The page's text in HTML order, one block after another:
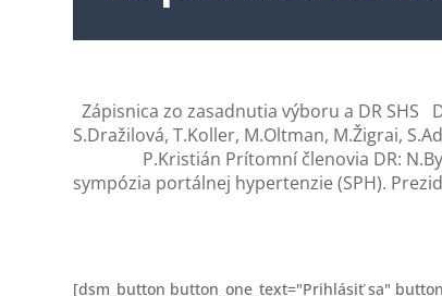
Zápisnica zo zasadnutia výboru a
S.Dražilová, T.Koller, M.Oltman, M.Žigrai,
P.Kristián Prítomní členovia DR:
sympózia portálnej hypertenzie (SPH).
[dsm_button button_one_text="Prihlásiť sa"